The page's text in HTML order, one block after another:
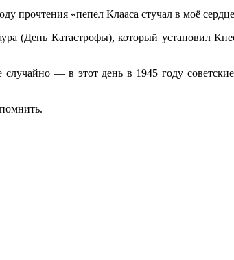
прочтения «пепел Клааса стучал в моё
(День Катастрофы), который установил
— в этот день в 1945 году